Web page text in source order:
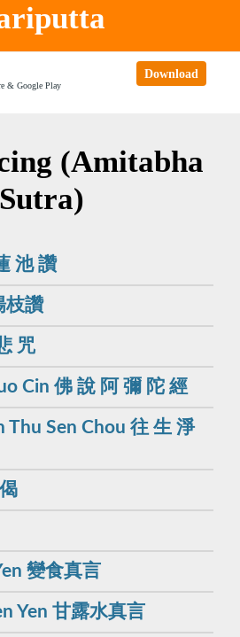
& Google Play
Download
(Amitabha
Sutra)
池 讚
枝讚
咒
Cin 佛 說 阿 彌 陀 經
Thu Sen Chou 往 生 淨
變食真言
Yen 甘露水真言